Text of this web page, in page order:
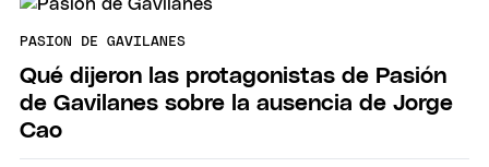
PASION DE GAVILANES
Qué dijeron las protagonistas de Pasión
de Gavilanes sobre la ausencia de Jorge
Cao